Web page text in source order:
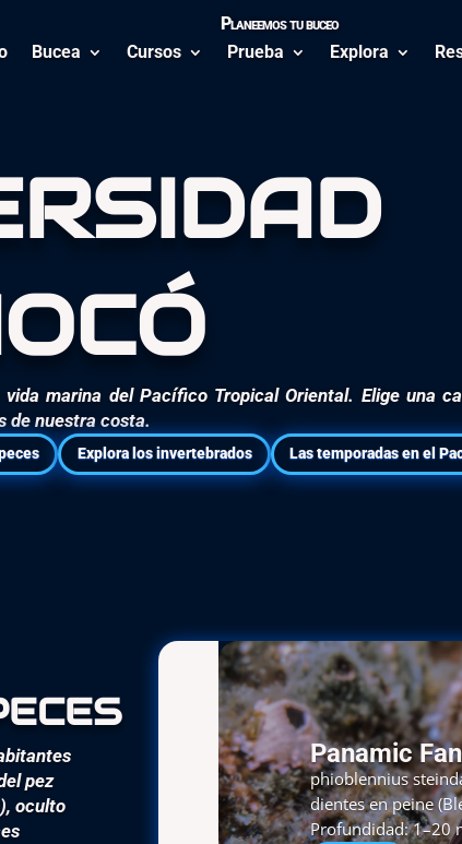
Planeemos tu buceo
Bucea Cursos Prueba Explora
marina del Pacífico Tropical Oriental. Elige una
de nuestra costa.
Explora los invertebrados Las temporadas en el
pez
oculto
Panamic
phioblennius
dientes en peine
Profundidad: 1–20